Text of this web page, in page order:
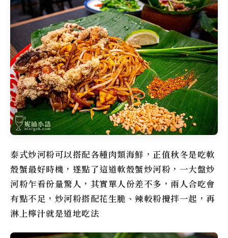
泰式炒河粉可以搭配各種肉類海鮮，正值秋冬是吃軟
殼蟹最好時機，遂點了這道軟殼蟹炒河粉，一大盤炒
河粉乍看份量驚人，其實單人份差不多，兩人合吃會
有點不足，炒河粉搭配花生脆、辣較粉攪拌一起，再
淋上檸汁就是道地吃法